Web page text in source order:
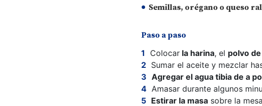
Semillas, orégano o queso
Paso a paso
Colocarla harina, el polvo
Sumar el aceite y mezclar
Agregar el agua tibia de a
Amasar durante algunos
Estirar la masasobre la